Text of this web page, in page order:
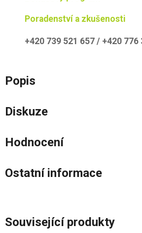
Poradenství a zkušenosti
+420 739 521 657 / +420 776
Popis
Diskuze
Hodnocení
Ostatní informace
Související produkty